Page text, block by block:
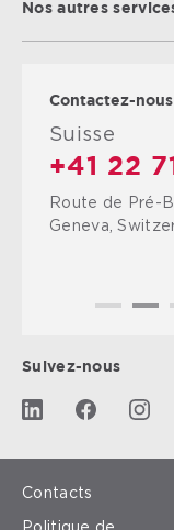
Nos autres
Contactez-nous
Suisse
+41 22
Route de Pré-
Geneva,
Suivez-nous
Contacts
Politique de